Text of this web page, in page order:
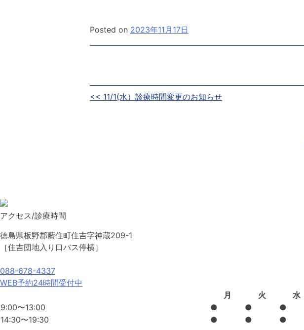
Posted on 2023年11月17日
投
ン
<< 11/1(水）診療時間変更のお知らせ
アクセス/診療時間
徳島県板野郡藍住町住吉字神蔵209-1
［住吉団地入り口バス停横］
088-678-4337
WEB予約24時間受付中
月
火 水
9:00〜13:00
● ● ●
14:30〜19:30
● ● ●